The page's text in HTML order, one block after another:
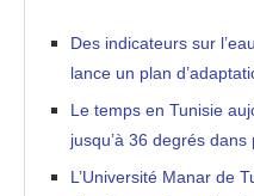
Des indicateurs sur
lance un plan
Le temps en Tunisie
jusqu’à 36 degrés
L’Université Manar de